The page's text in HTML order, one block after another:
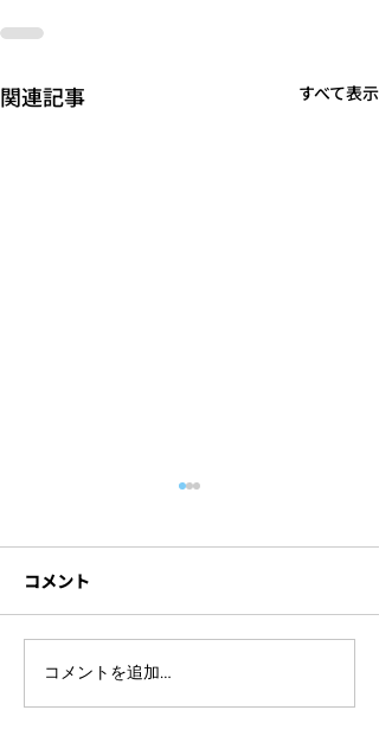
関連記事 すべて表示
ライブ配信イベントを開
催するには？準備の流れ
コメント
コメントを追加…